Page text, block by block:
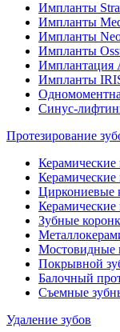
Импланты
Импланты
Импланты
Импланты
Имплантация
Импланты
Синус-
Протезирование
Керамические
Циркониевые
Керамические
Зубные
Мостовидные
Покрывной
Балочный
Съемные
Удаление зубов